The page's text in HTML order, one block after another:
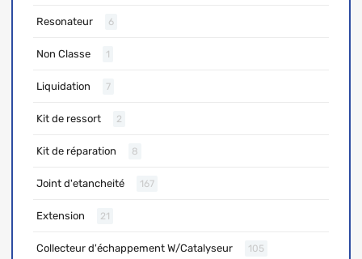
Resonateur 6
Non Classe 1
Liquidation 7
Kit de ressort 2
Kit de réparation 8
Joint d'etancheité 167
Extension 21
Collecteur d'échappement W/Catalyseur 105